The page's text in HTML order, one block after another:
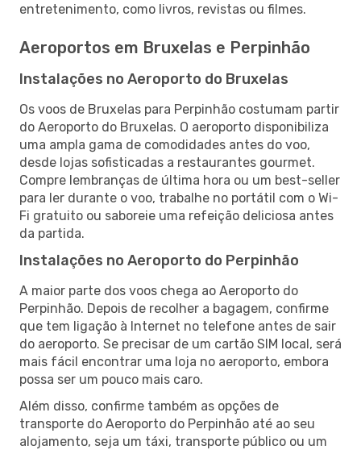
entretenimento, como livros, revistas ou filmes.
Aeroportos em Bruxelas e Perpinhão
Instalações no Aeroporto do Bruxelas
Os voos de Bruxelas para Perpinhão costumam partir
do Aeroporto do Bruxelas. O aeroporto disponibiliza
uma ampla gama de comodidades antes do voo,
desde lojas sofisticadas a restaurantes gourmet.
Compre lembranças de última hora ou um best-seller
para ler durante o voo, trabalhe no portátil com o Wi-
Fi gratuito ou saboreie uma refeição deliciosa antes
da partida.
Instalações no Aeroporto do Perpinhão
A maior parte dos voos chega ao Aeroporto do
Perpinhão. Depois de recolher a bagagem, confirme
que tem ligação à Internet no telefone antes de sair
do aeroporto. Se precisar de um cartão SIM local, será
mais fácil encontrar uma loja no aeroporto, embora
possa ser um pouco mais caro.
Além disso, confirme também as opções de
transporte do Aeroporto do Perpinhão até ao seu
alojamento, seja um táxi, transporte público ou um